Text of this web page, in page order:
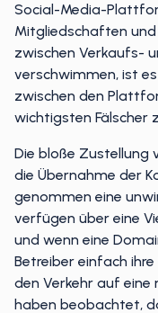
Social-Media-
Mitgliedschaften
zwischen Verkaufs-
verschwimmen, ist
zwischen den
wichtigsten Fälscher
Die bloße Zustellung
die Übernahme der
genommen eine
verfügen über eine
und wenn eine
Betreiber einfach
den Verkehr auf eine
haben beobachtet,